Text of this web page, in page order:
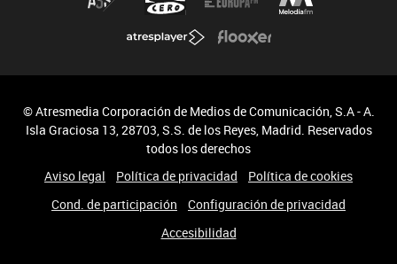
© Atresmedia Corporación de Medios de Comunicación, S.A - A.
Isla Graciosa 13, 28703, S.S. de los Reyes, Madrid. Reservados
todos los derechos
Aviso legal
Política de privacidad
Política de cookies
Cond. de participación
Configuración de privacidad
Accesibilidad